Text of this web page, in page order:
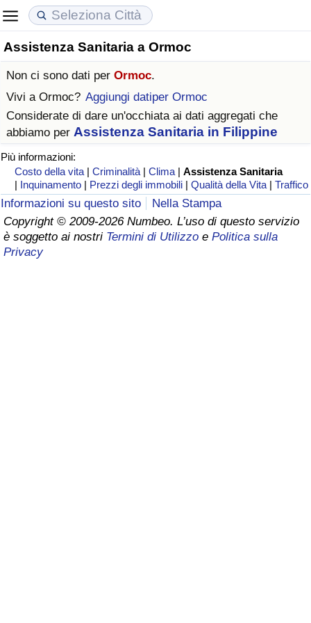
Assistenza Sanitaria a Ormoc
Non ci sono dati per Ormoc.
Vivi a Ormoc? Aggiungi datiper Ormoc
Considerate di dare un'occhiata ai dati aggregati che
abbiamo per Assistenza Sanitaria in Filippine
Più informazioni:
Costo della vita |Criminalità |Clima |Assistenza Sanitaria
| Inquinamento | Prezzi degli immobili |Qualità della Vita |Traffico
Informazioni su questo sito
Nella Stampa
Copyright © 2009-2026 Numbeo. L’uso di questo servizio
è soggetto ai nostri Termini di Utilizzo e Politica sulla
Privacy
Costo della vita
Indice Del Costo Della Vita
Indice del Costo della Vita per Nazione
ad Aqaba
Prezzi degli immobili
Indice del Prezzo delle Case
Indice del Prezzo delle Case per Nazione
Qualità della Vita
Indice della Qualità della Vita (Corrente)
Indice della qualità della vita per Paese
Criminalità
Indice del Tasso di Criminalità (Corrente)